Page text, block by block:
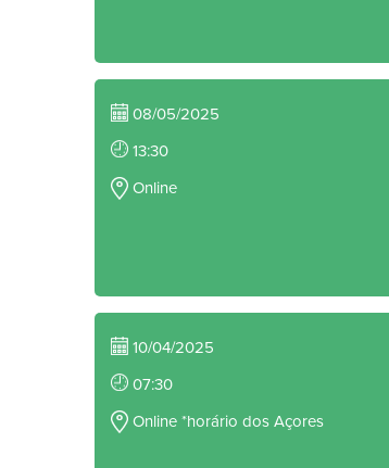
08/05/2025
13:30
Online
10/04/2025
07:30
Online *horário dos Açores